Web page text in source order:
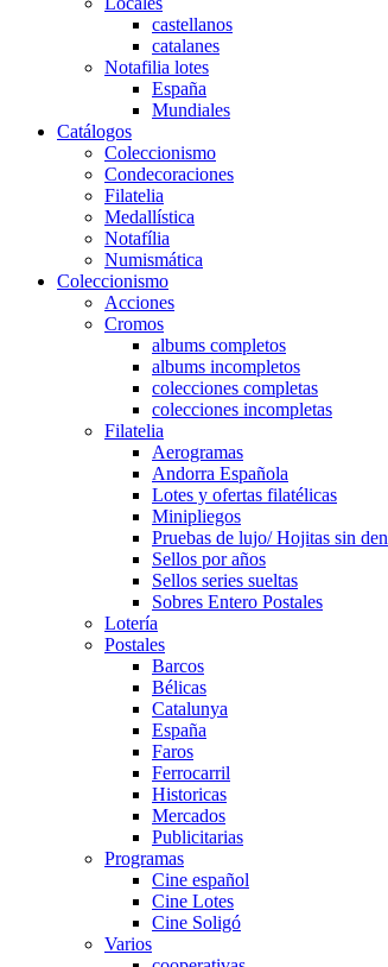
castellanos
catalanes
Notafilia lotes
España
Mundiales
Catálogos
Coleccionismo
Condecoraciones
Filatelia
Medallística
Notafília
Numismática
Coleccionismo
Acciones
Cromos
albums completos
albums incompletos
colecciones completas
colecciones incompletas
Filatelia
Aerogramas
Andorra Española
Lotes y ofertas filatélicas
Minipliegos
Pruebas de lujo/ Hojitas sin
Sellos por años
Sellos series sueltas
Sobres Entero Postales
Lotería
Postales
Barcos
Bélicas
Catalunya
España
Faros
Ferrocarril
Historicas
Mercados
Publicitarias
Programas
Cine español
Cine Lotes
Cine Soligó
Varios